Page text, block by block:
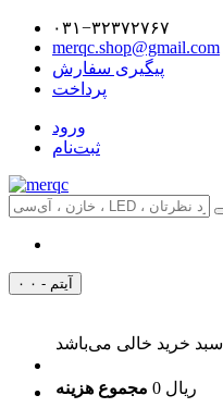
۰۳۱−۳۲۳۷۲۷۶۷
merqc.shop@gmail.com
پیگیری سفارش
پرداخت
ورود
ثبت‌نام
۰ آیتم - ۰
سبد خرید خالی می‌باشد
مجموع هزینه 0 ریال